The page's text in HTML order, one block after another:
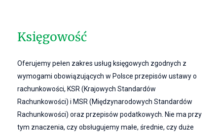
Księgowość
Oferujemy pełen zakres usług księgowych zgodnych z
wymogami obowiązujących w Polsce przepisów ustawy o
rachunkowości, KSR (Krajowych Standardów
Rachunkowości) i MSR (Międzynarodowych Standardów
Rachunkowości) oraz przepisów podatkowych. Nie ma przy
tym znaczenia, czy obsługujemy małe, średnie, czy duże